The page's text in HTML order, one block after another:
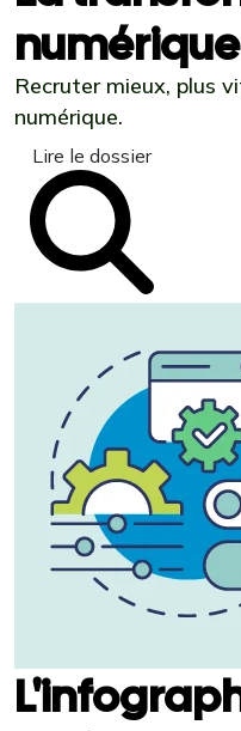
numérique
Recruter mieux, plus
numérique.
Lire le dossier